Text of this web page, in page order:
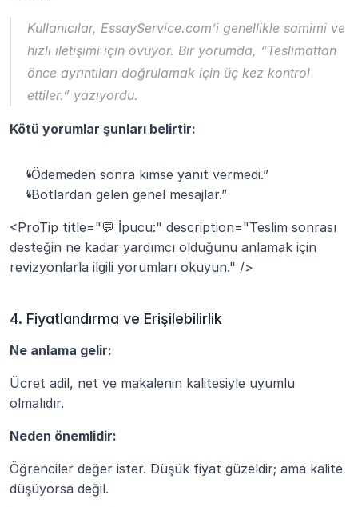
Kullanıcılar, EssayService.com’i genellikle samimi ve
hızlı iletişimi için övüyor. Bir yorumda, “Teslimattan
önce ayrıntıları doğrulamak için üç kez kontrol
ettiler.” yazıyordu.
Kötü yorumlar şunları belirtir:
“Ödemeden sonra kimse yanıt vermedi.”
“Botlardan gelen genel mesajlar.”
<ProTip title="💬 İpucu:" description="Teslim sonrası
desteğin ne kadar yardımcı olduğunu anlamak için
revizyonlarla ilgili yorumları okuyun." />
4. Fiyatlandırma ve Erişilebilirlik
Ne anlama gelir:
Ücret adil, net ve makalenin kalitesiyle uyumlu
olmalıdır.
Neden önemlidir:
Öğrenciler değer ister. Düşük fiyat güzeldir; ama kalite
düşüyorsa değil.